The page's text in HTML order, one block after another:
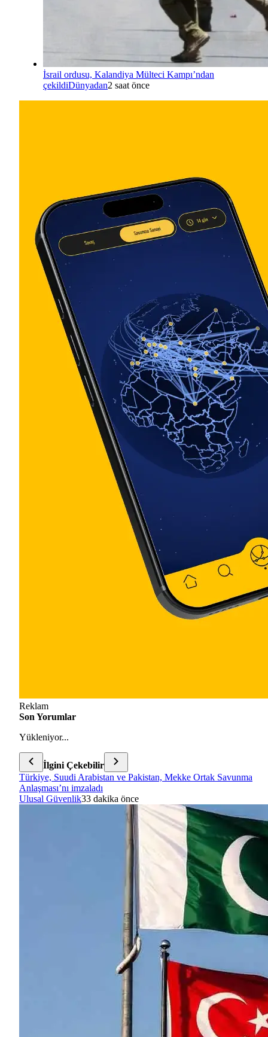
İsrail ordusu, Kalandiya Mülteci Kampı’ndan
çekildiDünyadan2 saat önce
Reklam
Son Yorumlar
Yükleniyor...
İlgini Çekebilir
Türkiye, Suudi Arabistan ve Pakistan, Mekke Ortak Savunma
Anlaşması’nı imzaladı
Ulusal Güvenlik33 dakika önce